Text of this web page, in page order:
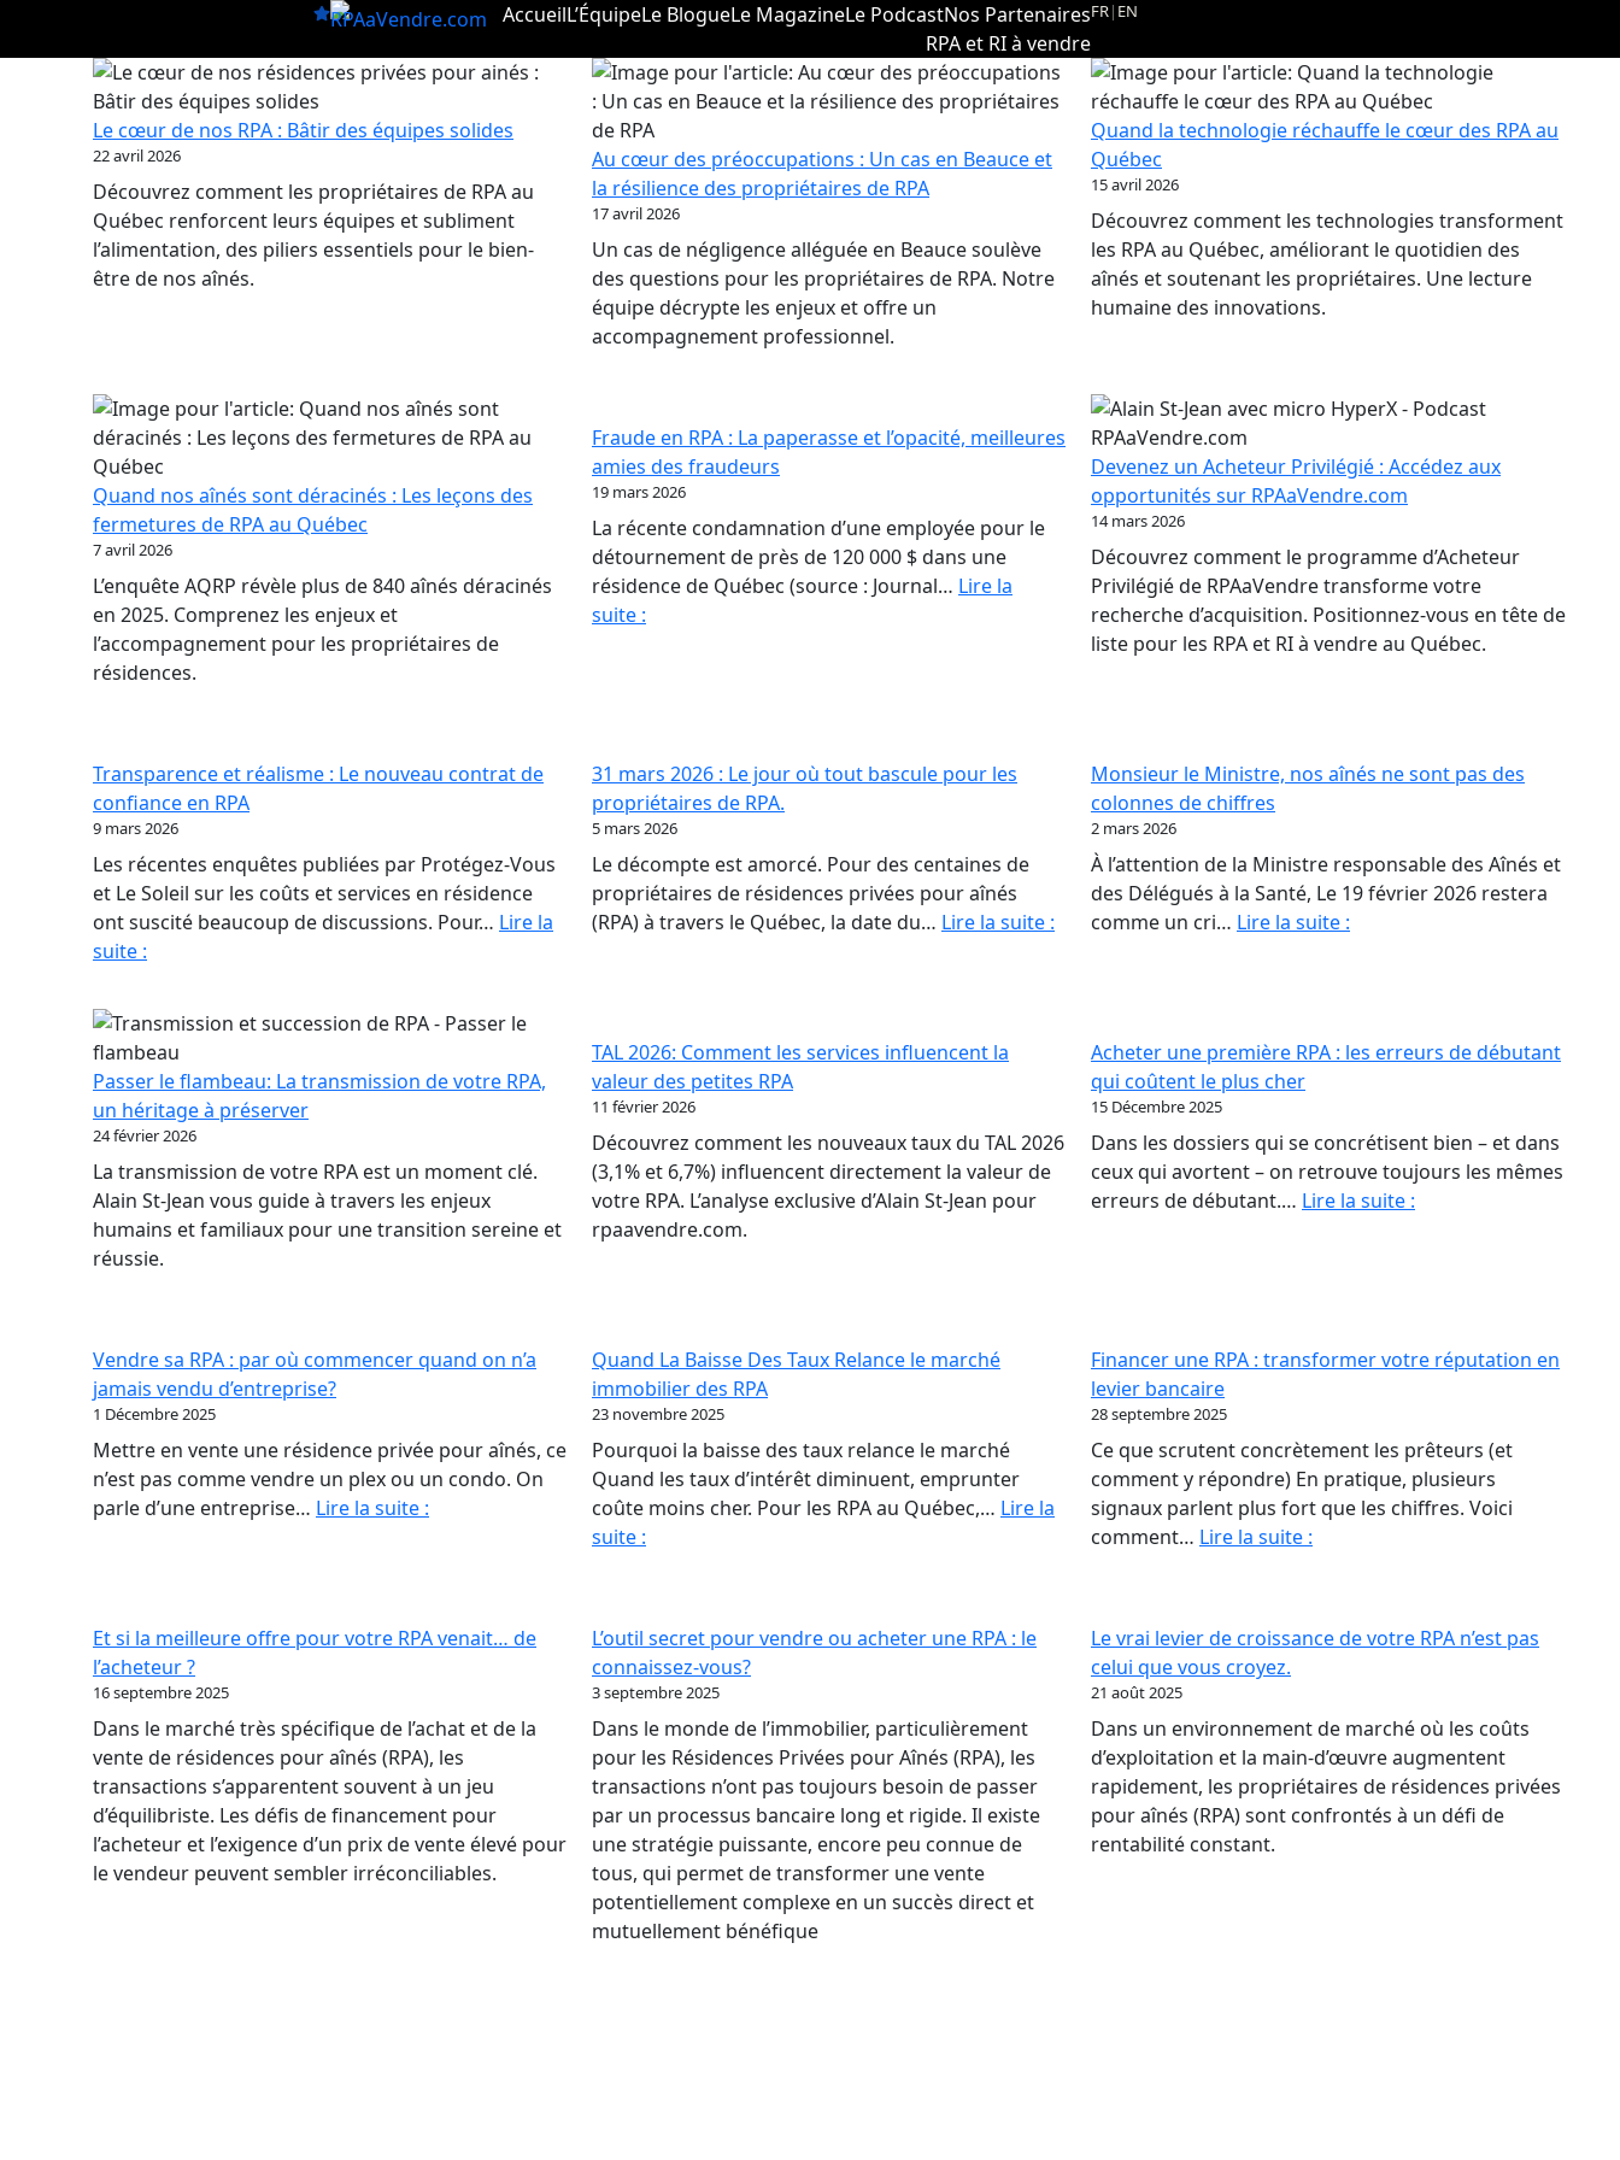
AccueilL’ÉquipeLe BlogueLe MagazineLe PodcastNos Partenaires
RPA et RI à vendre
FR| EN
Le cœur de nos RPA : Bâtir des équipes solides
22 avril 2026
Découvrez comment les propriétaires de RPA au
Québec renforcent leurs équipes et subliment
l’alimentation, des piliers essentiels pour le bien-
être de nos aînés.
Au cœur des préoccupations : Un cas en Beauce et
la résilience des propriétaires de RPA
17 avril 2026
Un cas de négligence alléguée en Beauce soulève
des questions pour les propriétaires de RPA. Notre
équipe décrypte les enjeux et offre un
accompagnement professionnel.
Quand la technologie réchauffe le cœur des RPA au
Québec
15 avril 2026
Découvrez comment les technologies transforment
les RPA au Québec, améliorant le quotidien des
aînés et soutenant les propriétaires. Une lecture
humaine des innovations.
Quand nos aînés sont déracinés : Les leçons des
fermetures de RPA au Québec
7 avril 2026
L’enquête AQRP révèle plus de 840 aînés déracinés
en 2025. Comprenez les enjeux et
l’accompagnement pour les propriétaires de
résidences.
Fraude en RPA : La paperasse et l’opacité, meilleures
amies des fraudeurs
19 mars 2026
La récente condamnation d’une employée pour le
détournement de près de 120 000 $ dans une
résidence de Québec (source : Journal… Lire la
suite :
et
l’opacité,
amies
des
fraudeurs
Devenez un Acheteur Privilégié : Accédez aux
opportunités sur RPAaVendre.com
14 mars 2026
Découvrez comment le programme d’Acheteur
Privilégié de RPAaVendre transforme votre
recherche d’acquisition. Positionnez-vous en tête de
liste pour les RPA et RI à vendre au Québec.
Transparence et réalisme : Le nouveau contrat de
confiance en RPA
9 mars 2026
Les récentes enquêtes publiées par Protégez-Vous
et Le Soleil sur les coûts et services en résidence
ont suscité beaucoup de discussions. Pour… Lire la
suite :
:
Le
nouveau
contrat
confiance
en
RPA
31 mars 2026 : Le jour où tout bascule pour les
propriétaires de RPA.
5 mars 2026
Le décompte est amorcé. Pour des centaines de
propriétaires de résidences privées pour aînés
(RPA) à travers le Québec, la date du… Lire la suite :
bascule
pour
Monsieur le Ministre, nos aînés ne sont pas des
colonnes de chiffres
2 mars 2026
À l’attention de la Ministre responsable des Aînés et
des Délégués à la Santé, Le 19 février 2026 restera
comme un cri… Lire la suite :
ne
des
colonnes
de
Passer le flambeau: La transmission de votre RPA,
un héritage à préserver
24 février 2026
La transmission de votre RPA est un moment clé.
Alain St-Jean vous guide à travers les enjeux
humains et familiaux pour une transition sereine et
réussie.
TAL 2026: Comment les services influencent la
valeur des petites RPA
11 février 2026
Découvrez comment les nouveaux taux du TAL 2026
(3,1% et 6,7%) influencent directement la valeur de
votre RPA. L’analyse exclusive d’Alain St-Jean pour
rpaavendre.com.
Acheter une première RPA : les erreurs de débutant
qui coûtent le plus cher
15 Décembre 2025
Dans les dossiers qui se concrétisent bien – et dans
ceux qui avortent – on retrouve toujours les mêmes
erreurs de débutant.… Lire la suite :
erreurs
qui
coûtent
le
Vendre sa RPA : par où commencer quand on n’a
jamais vendu d’entreprise?
1 Décembre 2025
Mettre en vente une résidence privée pour aînés, ce
n’est pas comme vendre un plex ou un condo. On
parle d’une entreprise… Lire la suite :
où
on
n’a
jamais
vendu
d’entreprise?
Quand La Baisse Des Taux Relance le marché
immobilier des RPA
23 novembre 2025
Pourquoi la baisse des taux relance le marché
Quand les taux d’intérêt diminuent, emprunter
coûte moins cher. Pour les RPA au Québec,… Lire la
suite :
Taux
Relance
marché
immobilier
des
RPA
Financer une RPA : transformer votre réputation en
levier bancaire
28 septembre 2025
Ce que scrutent concrètement les prêteurs (et
comment y répondre) En pratique, plusieurs
signaux parlent plus fort que les chiffres. Voici
comment… Lire la suite :
transformer
en
levier
bancaire
Et si la meilleure offre pour votre RPA venait… de
l’acheteur ?
16 septembre 2025
Dans le marché très spécifique de l’achat et de la
vente de résidences pour aînés (RPA), les
transactions s’apparentent souvent à un jeu
d’équilibriste. Les défis de financement pour
l’acheteur et l’exigence d’un prix de vente élevé pour
le vendeur peuvent sembler irréconciliables.
L’outil secret pour vendre ou acheter une RPA : le
connaissez-vous?
3 septembre 2025
Dans le monde de l’immobilier, particulièrement
pour les Résidences Privées pour Aînés (RPA), les
transactions n’ont pas toujours besoin de passer
par un processus bancaire long et rigide. Il existe
une stratégie puissante, encore peu connue de
tous, qui permet de transformer une vente
potentiellement complexe en un succès direct et
mutuellement bénéfique
Le vrai levier de croissance de votre RPA n’est pas
celui que vous croyez.
21 août 2025
Dans un environnement de marché où les coûts
d’exploitation et la main-d’œuvre augmentent
rapidement, les propriétaires de résidences privées
pour aînés (RPA) sont confrontés à un défi de
rentabilité constant.